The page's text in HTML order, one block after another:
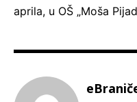
aprila, u OŠ „Moša